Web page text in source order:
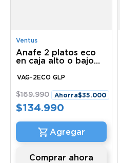
Ventus
Anafe 2 platos eco
en caja alto o bajo
Ventus
VAG-2ECO GLP
$169.990 Ahorra$35.000
$134.990
Comprar ahora